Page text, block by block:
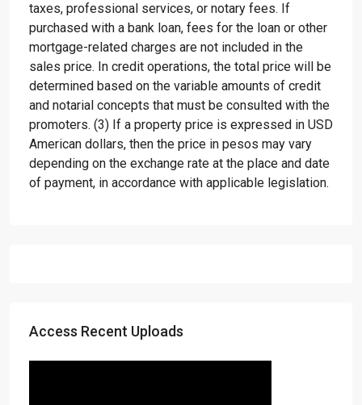
taxes, professional services, or notary fees. If
purchased with a bank loan, fees for the loan or other
mortgage-related charges are not included in the
sales price. In credit operations, the total price will be
determined based on the variable amounts of credit
and notarial concepts that must be consulted with the
promoters. (3) If a property price is expressed in USD
American dollars, then the price in pesos may vary
depending on the exchange rate at the place and date
of payment, in accordance with applicable legislation.
Access Recent Uploads